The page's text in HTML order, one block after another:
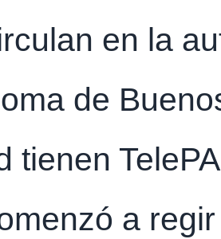
en la
de
tienen
a